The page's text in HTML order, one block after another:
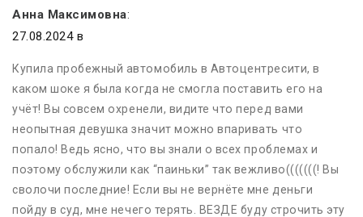
Анна Максимовна:
27.08.2024 в
Купила пробежный автомобиль в Автоцентресити, в
каком шоке я была когда не смогла поставить его на
учёт! Вы совсем охренели, видите что перед вами
неопытная девушка значит можно впаривать что
попало! Ведь ясно, что вы знали о всех проблемах и
поэтому обслужили как “паиньки” так вежливо(((((((! Вы
сволочи последние! Если вы не вернёте мне деньги
пойду в суд, мне нечего терять. ВЕЗДЕ буду строчить эту